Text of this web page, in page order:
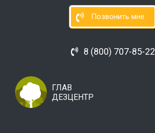
Позвонить мне
8 (800) 707-85-22
ГЛАВ
ДЕЗЦЕНТР